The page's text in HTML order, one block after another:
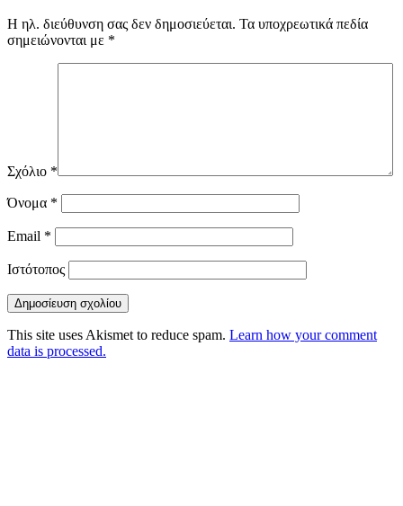
Η ηλ. διεύθυνση σας δεν δημοσιεύεται. Τα υποχρεωτικά πεδία
σημειώνονται με *
Σχόλιο *
Όνομα *
Email *
Ιστότοπος
This site uses Akismet to reduce spam. Learn how your comment
data is processed.